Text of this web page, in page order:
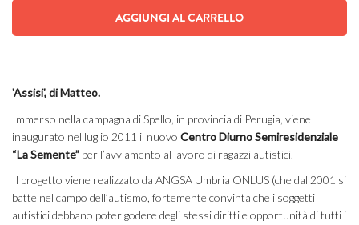
AGGIUNGI AL CARRELLO
'Assisi', di Matteo.
Immerso nella campagna di Spello, in provincia di Perugia, viene
inaugurato nel luglio 2011 il nuovo Centro Diurno Semiresidenziale
“La Semente” per l’avviamento al lavoro di ragazzi autistici.
Il progetto viene realizzato da ANGSA Umbria ONLUS (che dal 2001 si
batte nel campo dell’autismo, fortemente convinta che i soggetti
autistici debbano poter godere degli stessi diritti e opportunità di tutti i